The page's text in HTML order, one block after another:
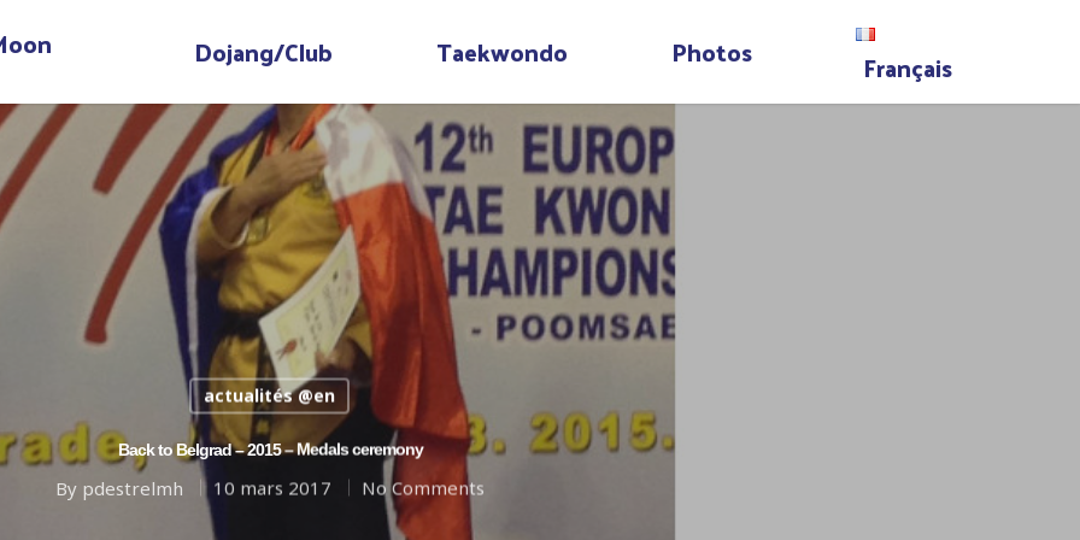
Dojang/Club Taekwondo Photos Français
actualités @en
Back to Belgrad – 2015 – Medals ceremony
By pdestrelmh 10 mars 2017 No Comments